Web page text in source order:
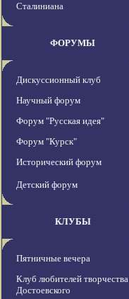
Сталиниана
ФОРУМЫ
Дискуссионный клуб
Научный форум
Форум "Русская идея"
Форум "Курск"
Исторический форум
Детский форум
КЛУБЫ
Пятничные вечера
Клуб любителей творчества
Достоевского